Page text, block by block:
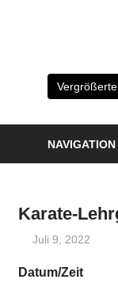
NAVIGATION
Karate-
Juli 9, 2022
Datum/Zeit